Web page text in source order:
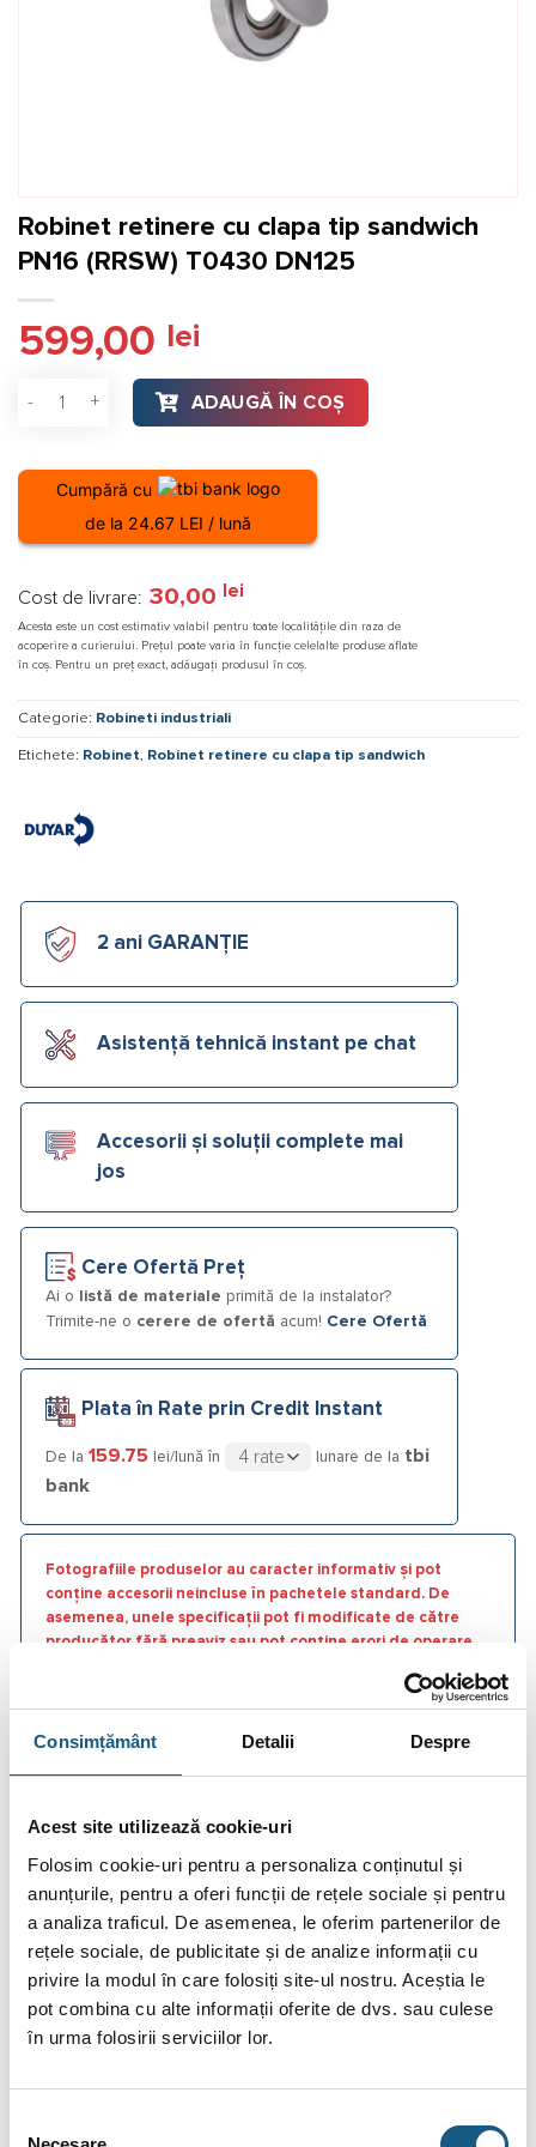
Consimțământ Detalii Despre
Acest site utilizează cookie-uri
Folosim cookie-uri pentru a personaliza conținutul și
anunțurile, pentru a oferi funcții de rețele sociale și pentru
a analiza traficul. De asemenea, le oferim partenerilor de
rețele sociale, de publicitate și de analize informații cu
privire la modul în care folosiți site-ul nostru. Aceștia le
pot combina cu alte informații oferite de dvs. sau culese
în urma folosirii serviciilor lor.
Robinet retinere cu clapa tip sandwich
PN16 (RRSW) T0430 DN125
599,00 lei
Cantitate Robinet retinere cu clapa tip sandwich PN16
ADAUGĂ ÎN COȘ
Cumpără cu
de la 24.67 LEI / lună
Cost de livrare: 30,00 lei
Acesta este un cost estimativ valabil pentru toate localitățile din raza de
acoperire a curierului. Prețul poate varia în funcție celelalte produse aflate
în coș. Pentru un preț exact, adăugați produsul în coș.
Categorie: Robineti industriali
Etichete: Robinet, Robinet retinere cu clapa tip sandwich
2 ani GARANȚIE
Asistență tehnică instant pe chat
Accesorii și soluții complete mai
jos
Cere Ofertă Preț
Ai o listă de materiale primită de la instalator?
Trimite-ne o cerere de ofertă acum! Cere Ofertă
Plata în Rate prin Credit Instant
De la 159.75 lei/lună în lunare de la tbi
bank
Fotografiile produselor au caracter informativ și pot
conține accesorii neincluse în pachetele standard. De
asemenea, unele specificații pot fi modificate de către
producător fără preaviz sau pot conține erori de operare.
BRAND
RECENZII (0)
(RRSW) T0430
Robineţii de reţinere cu disc permit curgerea fluidului într-un